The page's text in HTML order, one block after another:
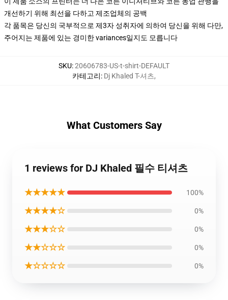
개선하기 위해 최선을 다하고 제조업체의 공백
각 품목은 당신의 국부적으로 제3자 성취자에 의하여 당신을 위해 다만,
주어지는 제품에 있는 경미한 variances일지도 모릅니다
SKU:20606783-US-t-shirt-DEFAULT
카테고리: Dj Khaled T-셔츠,
What Customers Say
1 reviews for DJ Khaled 필수 티셔츠
★★★★★ 100%
★★★★☆ 0%
★★★☆☆ 0%
★★☆☆☆ 0%
★☆☆☆☆ 0%